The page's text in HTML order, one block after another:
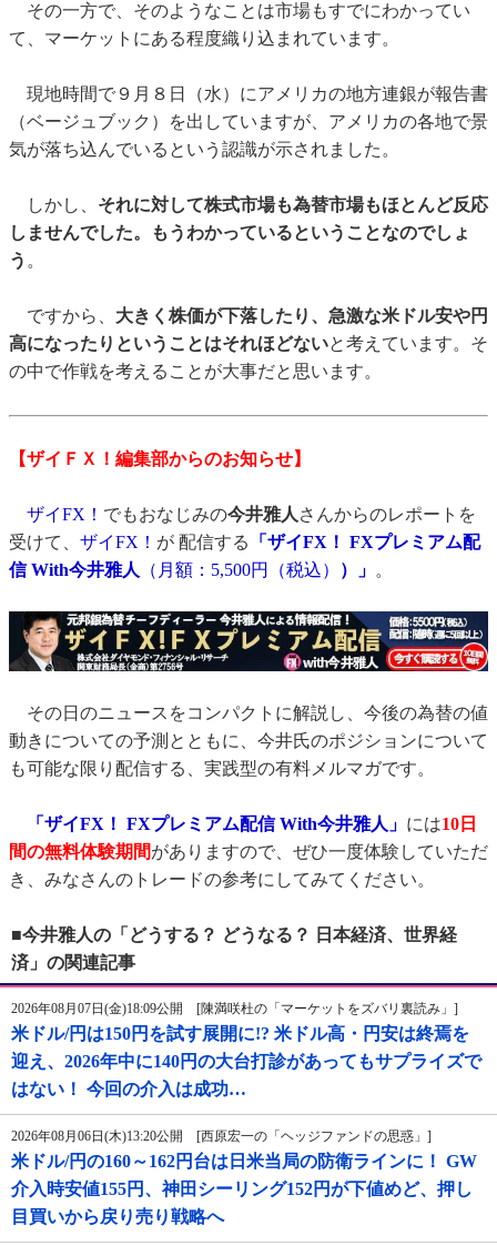
その一方で、そのようなことは市場もすでにわかってい
て、マーケットにある程度織り込まれています。
現地時間で９月８日（水）にアメリカの地方連銀が報告書
（ベージュブック）を出していますが、アメリカの各地で景
気が落ち込んでいるという認識が示されました。
しかし、 それに対して株式市場も為替市場もほとんど反応
しませんでした。もうわかっているということなのでしょ
う 。
ですから、 大きく株価が下落したり、急激な米ドル安や円
高になったりということはそれほどないと考えています。そ
の中で作戦を考えることが大事だと思います。
【ザイＦＸ！編集部からのお知らせ】
ザイFX！ でもおなじみの今井雅人 さんからのレポートを
受けて、 ザイFX！ が 配信する
「ザイFX！ FXプレミアム配
信 With今井雅人
（月額：5,500円（税込） ）」 。
その日のニュースをコンパクトに解説し、今後の為替の値
動きについての予測とともに、今井氏のポジションについて
も可能な限り配信する、実践型の有料メルマガです。
「ザイFX！ FXプレミアム配信 With今井雅人」 には10日
間の無料体験期間がありますので、ぜひ一度体験していただ
き、みなさんのトレードの参考にしてみてください。
■今井雅人の「どうする？ どうなる？ 日本経済、世界経
済」の関連記事
2026年08月07日(金)18:09公開 [陳満咲杜の「マーケットをズバリ裏読み」]
米ドル/円は150円を試す展開に!? 米ドル高・円安は終焉を
迎え、2026年中に140円の大台打診があってもサプライズで
はない！ 今回の介入は成功…
2026年08月06日(木)13:20公開 [西原宏一の「ヘッジファンドの思惑」]
米ドル/円の160～162円台は日米当局の防衛ラインに！ GW
介入時安値155円、神田シーリング152円が下値めど、押し
目買いから戻り売り戦略へ